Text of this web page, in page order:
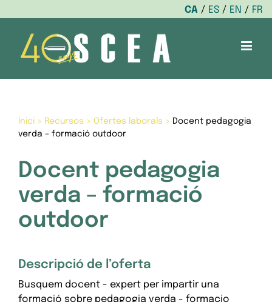
CA ES EN
FR
content
Inici> Recursos > Ofertes laborals > Docent pedagogia
verda – formació outdoor
Docent pedagogia
verda – formació
outdoor
Descripció de l’oferta
Busquem docent - expert per impartir una
formació sobre pedagogia verda - formacio